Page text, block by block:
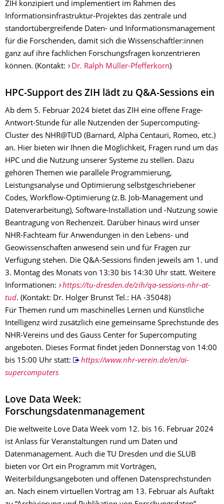
ZIH konzipiert und implementiert im Rahmen des
Informationsinfrastruktur-Projektes das zentrale und
standortübergreifende Daten- und Informationsmanagement
für die Forschenden, damit sich die Wissenschaftler:innen
ganz auf ihre fachlichen Forschungsfragen konzentrieren
können. (Kontakt:
Dr. Ralph Müller-Pfefferkorn)
HPC-Support des ZIH lädt zu Q&A-Sessions ein
Ab dem 5. Februar 2024 bietet das ZIH eine offene Frage-
Antwort-Stunde für alle Nutzenden der Supercomputing-
Cluster des NHR@TUD (Barnard, Alpha Centauri, Romeo, etc.)
an. Hier bieten wir Ihnen die Möglichkeit, Fragen rund um das
HPC und die Nutzung unserer Systeme zu stellen. Dazu
gehören Themen wie parallele Programmierung,
Leistungsanalyse und Optimierung selbstgeschriebener
Codes, Workflow-Optimierung (z. B. Job-Management und
Datenverarbeitung), Software-Installation und -Nutzung sowie
Beantragung von Rechenzeit. Darüber hinaus wird unser
NHR-Fachteam für Anwendungen in den Lebens- und
Geowissenschaften anwesend sein und für Fragen zur
Verfügung stehen. Die Q&A-Sessions finden jeweils am 1. und
3. Montag des Monats von 13:30 bis 14:30 Uhr statt. Weitere
Informationen:
https://tu-dresden.de/zih/qa-sessions-nhr-at-
tud. (Kontakt: Dr. Holger Brunst Tel.: HA -35048)
Für Themen rund um maschinelles Lernen und Künstliche
Intelligenz wird zusätzlich eine gemeinsame Sprechstunde des
NHR-Vereins und des Gauss Center for Supercomputing
angeboten. Dieses Format findet jeden Donnerstag von 14:00
bis 15:00 Uhr statt:
https://www.nhr-verein.de/en/ai-
supercomputers
Love Data Week:
Forschungsdatenmanagement
Die weltweite Love Data Week vom 12. bis 16. Februar 2024
ist Anlass für Veranstaltungen rund um Daten und
Datenmanagement. Auch die TU Dresden und die SLUB
bieten vor Ort ein Programm mit Vorträgen,
Weiterbildungsangeboten und offenen Datensprechstunden
an. Nach einem virtuellen Vortrag am 13. Februar als Auftakt